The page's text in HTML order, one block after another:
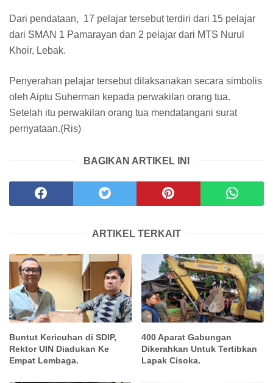
Dari pendataan, 17 pelajar tersebut terdiri dari 15 pelajar
dari SMAN 1 Pamarayan dan 2 pelajar dari MTS Nurul
Khoir, Lebak.
Penyerahan pelajar tersebut dilaksanakan secara simbolis
oleh Aiptu Suherman kepada perwakilan orang tua.
Setelah itu perwakilan orang tua mendatangani surat
pernyataan.(Ris)
BAGIKAN ARTIKEL INI
ARTIKEL TERKAIT
Buntut Kericuhan di SDIP,
Rektor UIN Diadukan Ke
Empat Lembaga.
400 Aparat Gabungan
Dikerahkan Untuk Tertibkan
Lapak Cisoka.